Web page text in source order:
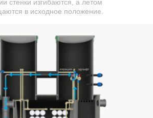
стенки изгибаются, а летом
в исходное положение.